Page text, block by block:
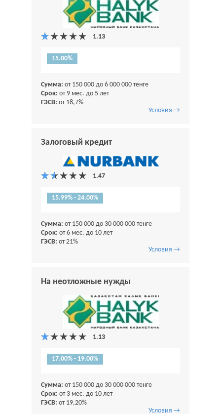
15.00%
Сумма: от 150 000 до 6 000 000 тенге
Срок: от 9 мес. до 5 лет
ГЭСВ: от 18,7%
Условия →
Залоговый кредит
15.99% - 24.00%
Сумма: от 150 000 до 30 000 000 тенге
Срок: от 6 мес. до 10 лет
ГЭСВ: от 21%
Условия →
На неотложные нужды
17.00% - 19.00%
Сумма: от 150 000 до 30 000 000 тенге
Срок: от 3 мес. до 10 лет
ГЭСВ: от 19,20%
Условия →